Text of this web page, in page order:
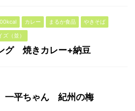
カレー まるか食品
やきそば
（並）
グ 焼きカレー+納豆
平ちゃん 紀州の梅